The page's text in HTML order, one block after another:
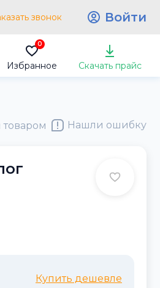
звонок Войти
0
Избранное Скачать прайс
товаром Нашли ошибку
Купить дешевле